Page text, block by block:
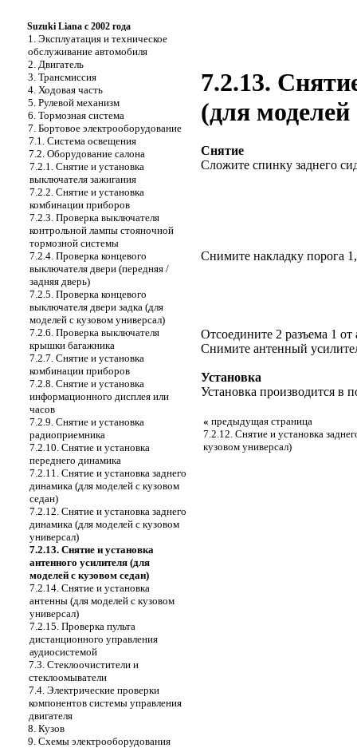
Suzuki Liana с 2002 года
1. Эксплуатация и техническое
обслуживание автомобиля
2. Двигатель
3. Трансмиссия
4. Ходовая часть
5. Рулевой механизм
6. Тормозная система
7. Бортовое электрооборудование
7.1. Система освещения
7.2. Оборудование салона
7.2.1. Снятие и установка
выключателя зажигания
7.2.2. Снятие и установка
комбинации приборов
7.2.3. Проверка выключателя
контрольной лампы стояночной
тормозной системы
7.2.4. Проверка концевого
выключателя двери (передняя /
задняя дверь)
7.2.5. Проверка концевого
выключателя двери задка (для
моделей с кузовом универсал)
7.2.6. Проверка выключателя
крышки багажника
7.2.7. Снятие и установка
комбинации приборов
7.2.8. Снятие и установка
информационного дисплея или
часов
7.2.9. Снятие и установка
радиоприемника
7.2.10. Снятие и установка
переднего динамика
7.2.11. Снятие и установка заднего
динамика (для моделей с кузовом
седан)
7.2.12. Снятие и установка заднего
динамика (для моделей с кузовом
универсал)
7.2.13. Снятие и установка
антенного усилителя (для
моделей с кузовом седан)
7.2.14. Снятие и установка
антенны (для моделей с кузовом
универсал)
7.2.15. Проверка пульта
дистанционного управления
аудиосистемой
7.3. Стеклоочистители и
стеклоомыватели
7.4. Электрические проверки
компонентов системы управления
двигателя
8. Кузов
9. Схемы электрооборудования
7.2.13.
(для моделей
Снятие
Сложите спинку заднего
Снимите накладку порога
Отсоедините 2 разъема 1
Снимите антенный
Установка
Установка производится в
« предыдущая страница
7.2.12. Снятие и установка
кузовом универсал)